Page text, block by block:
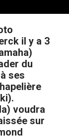
il y a 3
du
ses
voudra
sur